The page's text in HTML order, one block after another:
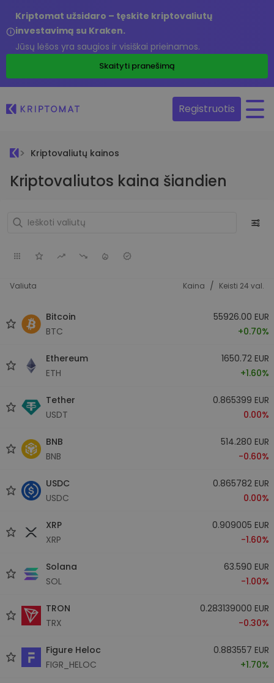
Kriptomat užsidaro – tęskite kriptovaliutų
investavimą su Kraken.
Jūsų lėšos yra saugios ir visiškai prieinamos.
Skaityti pranešimą
Registruotis
Kriptovaliutų kainos
Kriptovaliutos kaina šiandien
Valiuta Kaina / Keisti 24 val.
Bitcoin
BTC
55926.00 EUR
+0.70%
Ethereum
ETH
1650.72 EUR
+1.60%
Tether
USDT
0.865399 EUR
0.00%
BNB
BNB
514.280 EUR
-0.60%
USDC
USDC
0.865782 EUR
0.00%
XRP
XRP
0.909005 EUR
-1.60%
Solana
SOL
63.590 EUR
-1.00%
TRON
TRX
0.283139000 EUR
-0.30%
Figure Heloc
FIGR_HELOC
0.883557 EUR
+1.70%